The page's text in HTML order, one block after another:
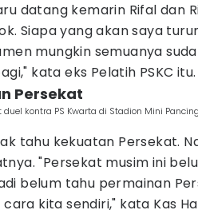
datang kemarin Rifal dan
Siapa yang akan saya
mungkin semuanya
kata eks Pelatih PSKC itu.
Persekat
duel kontra PS Kwarta di Stadion Mini
tahu kekuatan Persekat.
"Persekat musim ini
belum tahu permainan
kita sendiri," kata Kas